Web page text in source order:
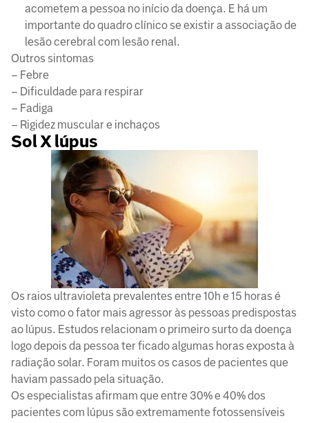
acometem a pessoa no início da doença. E há um
importante do quadro clínico se existir a associação de
lesão cerebral com lesão renal.
Outros sintomas
– Febre
– Dificuldade para respirar
– Fadiga
– Rigidez muscular e inchaços
Sol X lúpus
Os raios ultravioleta prevalentes entre 10h e 15 horas é
visto como o fator mais agressor às pessoas predispostas
ao lúpus. Estudos relacionam o primeiro surto da doença
logo depois da pessoa ter ficado algumas horas exposta à
radiação solar. Foram muitos os casos de pacientes que
haviam passado pela situação.
Os especialistas afirmam que entre 30% e 40% dos
pacientes com lúpus são extremamente fotossensíveis